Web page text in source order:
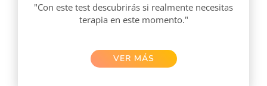
"Con este test descubrirás si realmente necesitas
terapia en este momento."
VER MÁS​